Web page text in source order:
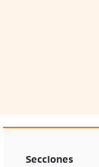
Secciones